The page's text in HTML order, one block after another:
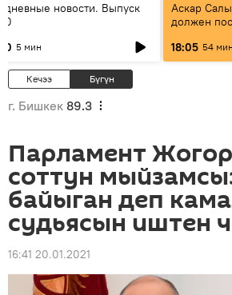
новости. Выпуск
5 мин
Аскар
должен
18:05 54 мин
Кечээ Бүгүн
г. Бишкек 89.3
Парламент
соттун
байыган деп
судьясын иштен
16:41 20.01.2021